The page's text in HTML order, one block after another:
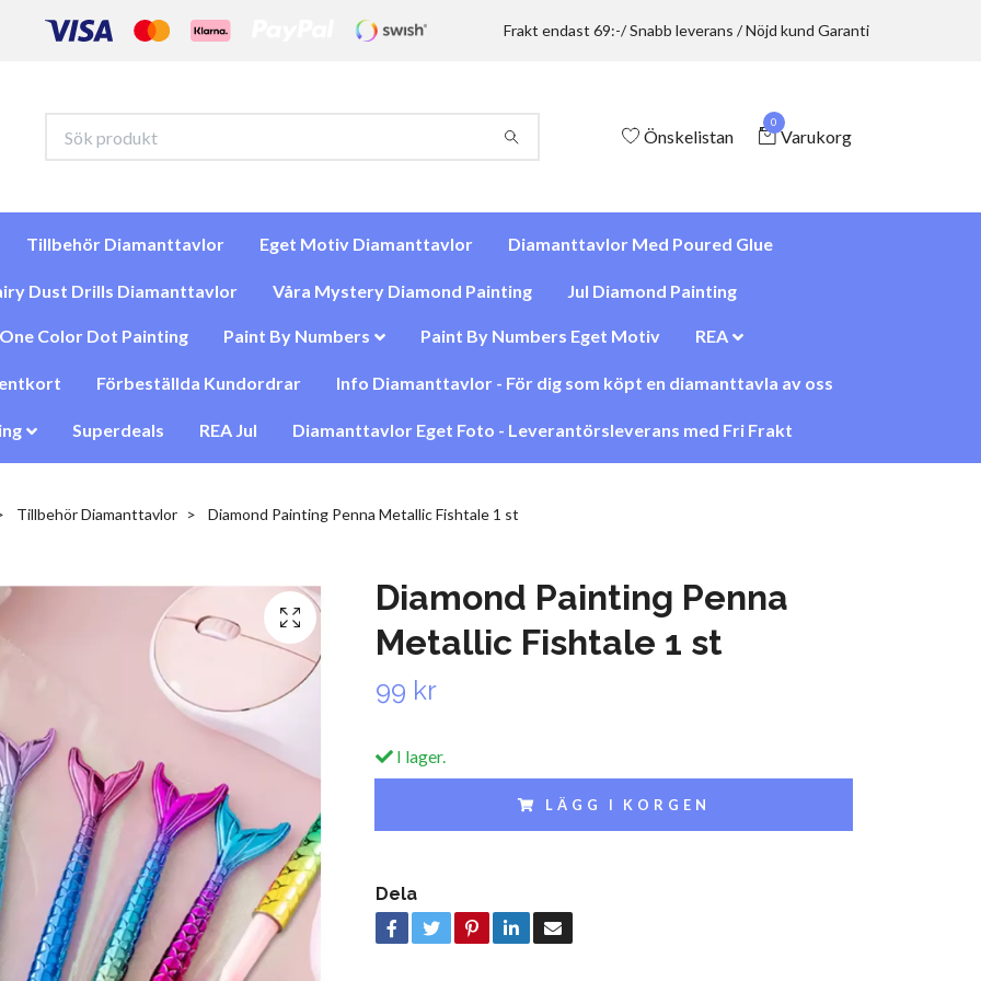
Frakt endast 69:-/ Snabb leverans / Nöjd kund Garanti
Önskelistan
0
Varukorg
Tillbehör Diamanttavlor Eget Motiv Diamanttavlor Diamanttavlor Med Poured Glue
Dust Drills Diamanttavlor Våra Mystery Diamond Painting Jul Diamond Painting
Color Dot Painting Paint By Numbers Paint By Numbers Eget Motiv REA
Förbeställda Kundordrar Info Diamanttavlor - För dig som köpt en diamanttavla av oss
Superdeals REA Jul Diamanttavlor Eget Foto - Leverantörsleverans med Fri Frakt
Tillbehör Diamanttavlor Diamond Painting Penna Metallic Fishtale 1 st
Diamond Painting Penna
Metallic Fishtale 1 st
99 kr
I lager.
LÄGG I KORGEN
Dela